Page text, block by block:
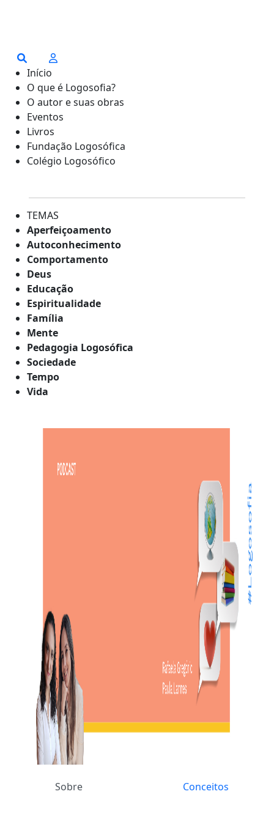
Início
O que é Logosofia?
O autor e suas obras
Eventos
Livros
Fundação Logosófica
Colégio Logosófico
TEMAS
Aperfeiçoamento
Autoconhecimento
Comportamento
Deus
Educação
Espiritualidade
Família
Mente
Pedagogia Logosófica
Sociedade
Tempo
Vida
Sobre Conceitos